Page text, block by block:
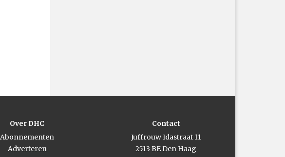
Over DHC
Abonnementen
Adverteren
Contact
Juffrouw Idastraat 11
2513 BE Den Haag